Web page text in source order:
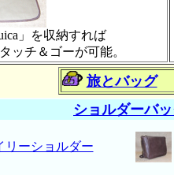
」を収納すれば
ッチ＆ゴーが可能。
旅とバッグ
ショルダーバ
リーショルダー